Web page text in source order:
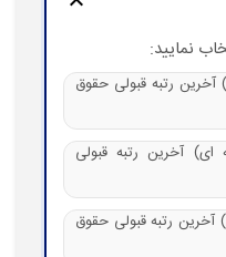
نمایید:
دقیقه ای) آخرین رتبه قبولی حقوق
ای (30 دقیقه ای) آخرین رتبه قبولی
دقیقه ای) آخرین رتبه قبولی حقوق